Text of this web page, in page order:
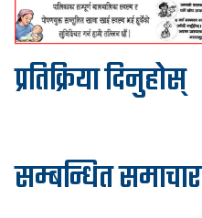
प्रतिक्रिया दिनुहोस्
सम्बन्धित समाचार